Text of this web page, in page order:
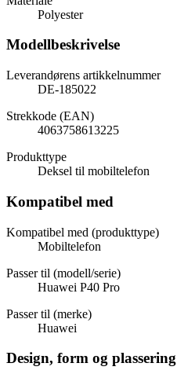
Polyester
Modellbeskrivelse
Leverandørens artikkelnummer
DE-185022
Strekkode (EAN)
4063758613225
Produkttype
Deksel til mobiltelefon
Kompatibel med
Kompatibel med (produkttype)
Mobiltelefon
Passer til (modell/serie)
Huawei P40 Pro
Passer til (merke)
Huawei
Design, form og plassering